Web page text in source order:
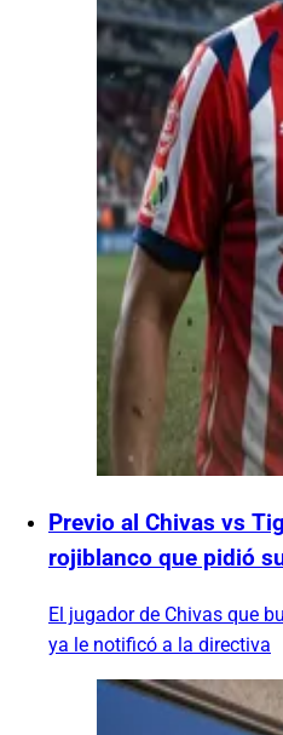
Previo al Chivas vs
rojiblanco que pidió
El jugador de Chivas que
ya le notificó a la directiva